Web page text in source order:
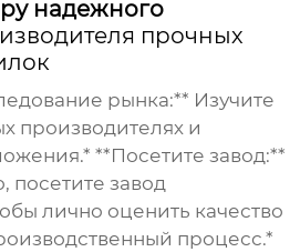
надежного
прочных
рынка:** Изучите
производителях и
**Посетите завод:**
посетите завод
лично оценить качество
процесс.*